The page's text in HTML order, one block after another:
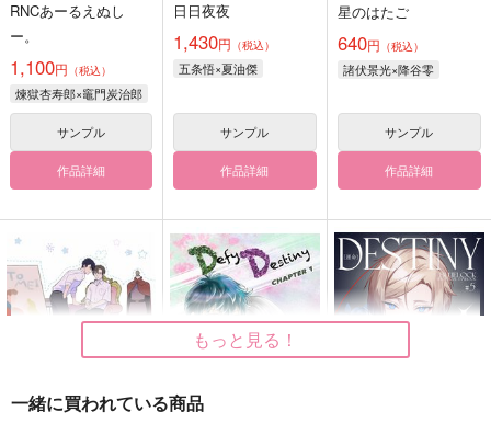
RNCあーるえぬし
ー。
1,100円 （税込）
煉獄杏寿郎×竈門炭治郎
サンプル
作品詳細
日日夜夜
1,430円 （税込）
五条悟×夏油傑
サンプル
作品詳細
星のはたご
640円 （税込）
諸伏景光×降谷零
サンプル
作品詳細
もっと見る！
一緒に買われている商品